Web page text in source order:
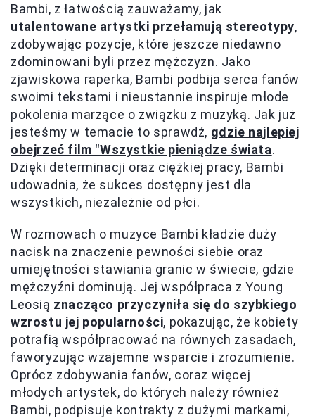
Bambi, z łatwością zauważamy, jak
utalentowane artystki przełamują stereotypy,
zdobywając pozycje, które jeszcze niedawno
zdominowani byli przez mężczyzn. Jako
zjawiskowa raperka, Bambi podbija serca fanów
swoimi tekstami i nieustannie inspiruje młode
pokolenia marzące o związku z muzyką. Jak już
jesteśmy w temacie to sprawdź, gdzie najlepiej
obejrzeć film "Wszystkie pieniądze świata.
Dzięki determinacji oraz ciężkiej pracy, Bambi
udowadnia, że sukces dostępny jest dla
wszystkich, niezależnie od płci.
W rozmowach o muzyce Bambi kładzie duży
nacisk na znaczenie pewności siebie oraz
umiejętności stawiania granic w świecie, gdzie
mężczyźni dominują. Jej współpraca z Young
Leosią znacząco przyczyniła się do szybkiego
wzrostu jej popularności, pokazując, że kobiety
potrafią współpracować na równych zasadach,
faworyzując wzajemne wsparcie i zrozumienie.
Oprócz zdobywania fanów, coraz więcej
młodych artystek, do których należy również
Bambi, podpisuje kontrakty z dużymi markami,